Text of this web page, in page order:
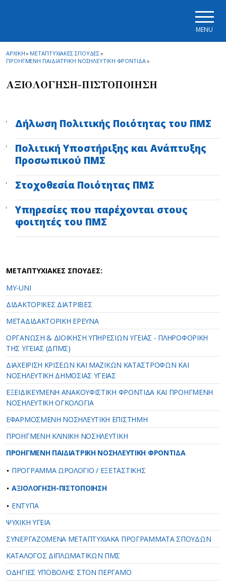
MENU
ΑΡΧΙΚΗ» ΜΕΤΑΠΤΥΧΙΑΚΕΣ ΣΠΟΥΔΕΣ»
ΠΡΟΗΓΜΕΝΗ ΠΑΙΔΙΑΤΡΙΚΗ ΝΟΣΗΛΕΥΤΙΚΗ ΦΡΟΝΤΙΔΑ»
ΑΞΙΟΛΟΓΗΣΗ-ΠΙΣΤΟΠΟΙΗΣΗ
Δήλωση Πολιτικής Ποιότητας του ΠΜΣ
Πολιτική Υποστήριξης και Ανάπτυξης
Προσωπικού ΠΜΣ
Στοχοθεσία Ποιότητας ΠΜΣ
Υπηρεσίες που παρέχονται στους
φοιτητές του ΠΜΣ
ΜΕΤΑΠΤΥΧΙΑΚΕΣ ΣΠΟΥΔΕΣ:
MY-UNI
ΔΙΔΑΚΤΟΡΙΚΕΣ ΔΙΑΤΡΙΒΕΣ
ΜΕΤΑΔΙΔΑΚΤΟΡΙΚΗ ΕΡΕΥΝΑ
ΟΡΓΑΝΩΣΗ & ΔΙΟΙΚΗΣΗ ΥΠΗΡΕΣΙΩΝ ΥΓΕΙΑΣ - ΠΛΗΡΟΦΟΡΙΚΗ
ΤΗΣ ΥΓΕΙΑΣ (ΔΠΜΣ)
ΔΙΑΧΕΙΡΙΣΗ ΚΡΙΣΕΩΝ ΚΑΙ ΜΑΖΙΚΩΝ ΚΑΤΑΣΤΡΟΦΩΝ ΚΑΙ
ΝΟΣΗΛΕΥΤΙΚΗ ΔΗΜΟΣΙΑΣ ΥΓΕΙΑΣ
ΕΞΕΙΔΙΚΕΥΜΕΝΗ ΑΝΑΚΟΥΦΙΣΤΙΚΗ ΦΡΟΝΤΙΔΑ ΚΑΙ ΠΡΟΗΓΜΕΝΗ
ΝΟΣΗΛΕΥΤΙΚΗ ΟΓΚΟΛΟΓΙΑ
ΕΦΑΡΜΟΣΜΕΝΗ ΝΟΣΗΛΕΥΤΙΚΗ ΕΠΙΣΤΗΜΗ
ΠΡΟΗΓΜΕΝΗ ΚΛΙΝΙΚΗ ΝΟΣΗΛΕΥΤΙΚΗ
ΠΡΟΗΓΜΕΝΗ ΠΑΙΔΙΑΤΡΙΚΗ ΝΟΣΗΛΕΥΤΙΚΗ ΦΡΟΝΤΙΔΑ
ΠΡΟΓΡΑΜΜΑ ΩΡΟΛΟΓΙΟ / ΕΞΕΤΑΣΤΙΚΗΣ
ΑΞΙΟΛΟΓΗΣΗ-ΠΙΣΤΟΠΟΙΗΣΗ
ΕΝΤΥΠΑ
ΨΥΧΙΚΗ ΥΓΕΙΑ
ΣΥΝΕΡΓΑΖΟΜΕΝΑ ΜΕΤΑΠΤΥΧΙΑΚΑ ΠΡΟΓΡΑΜΜΑΤΑ ΣΠΟΥΔΩΝ
ΚΑΤΑΛΟΓΟΣ ΔΙΠΛΩΜΑΤΙΚΩΝ ΠΜΣ
ΟΔΗΓΙΕΣ ΥΠΟΒΟΛΗΣ ΣΤΟΝ ΠΕΡΓΑΜΟ